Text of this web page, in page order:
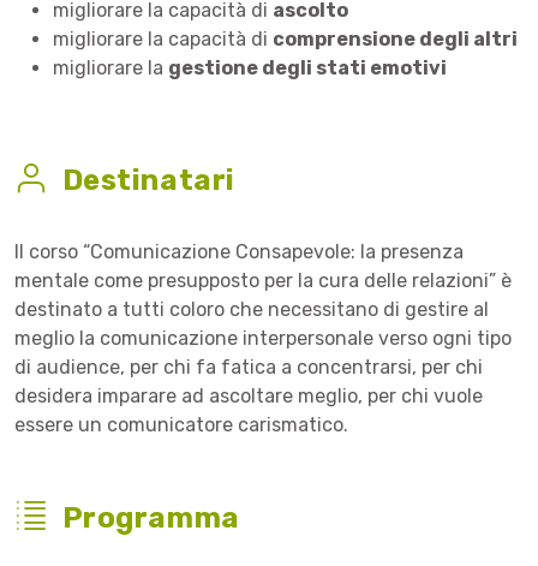
migliorare la capacità di ascolto
migliorare la capacità di comprensione degli altri
migliorare la gestione degli stati emotivi
Destinatari
Il corso “Comunicazione Consapevole: la presenza
mentale come presupposto per la cura delle relazioni” è
destinato a tutti coloro che necessitano di gestire al
meglio la comunicazione interpersonale verso ogni tipo
di audience, per chi fa fatica a concentrarsi, per chi
desidera imparare ad ascoltare meglio, per chi vuole
essere un comunicatore carismatico.
Programma